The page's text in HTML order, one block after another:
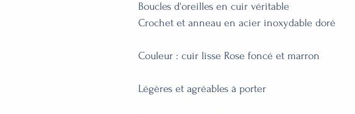
Boucles d'oreilles en cuir véritable
Crochet et anneau en acier inoxydable doré
Couleur : cuir lisse Rose foncé et marron
Légères et agréables à porter